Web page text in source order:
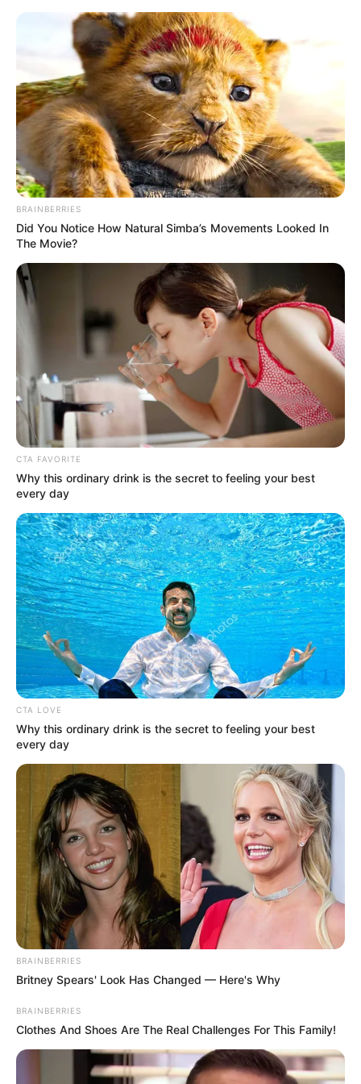
INSPIRASI
SERIES
NGAKAK
QUOTES
INSPIRASI
Renang: Sejarah, Teknik Dasar,
BRAINBERRIES
Did You Notice How Natural Simba’s Movements Looked In
The Movie?
CTA FAVORITE
Why this ordinary drink is the secret to feeling your best
every day
CTA LOVE
Why this ordinary drink is the secret to feeling your best
every day
BRAINBERRIES
Britney Spears' Look Has Changed — Here's Why
BRAINBERRIES
Clothes And Shoes Are The Real Challenges For This Family!